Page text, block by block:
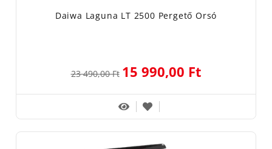
Daiwa Laguna LT 2500 Pergető Orsó
23 490,00 Ft 15 990,00 Ft